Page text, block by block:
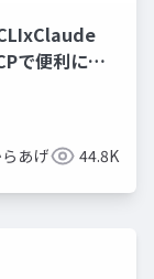
で便利に使
あげ 44.8K